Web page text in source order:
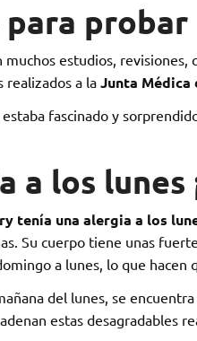
muchos estudios,
realizados a la Junta Médica
fascinado y
a los lunes
tenía una alergia a los
Su cuerpo tiene unas
a lunes, lo que hacen
del lunes, se
estas desagradables